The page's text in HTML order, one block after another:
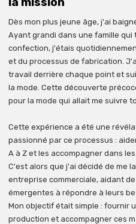
Dès mon plus jeune âge, j'ai
Ayant grandi dans une famille
confection, j'étais
et du processus de fabrication.
travail derrière chaque point et
la mode. Cette découverte
pour la mode qui allait me suivre
Cette expérience a été une
passionné par ce processus :
A à Z et les accompagner dans
C'est alors que j'ai décidé de me
entreprise commerciale, aidant
émergentes à répondre à leurs
Mon objectif était simple : fournir
production et accompagner ces